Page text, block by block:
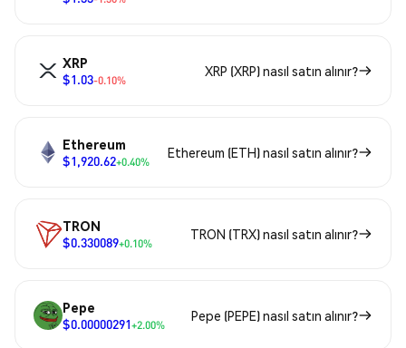
XRP
$1.03-0.10%
XRP (XRP) nasıl satın alınır?
Ethereum
$1,920.62+0.40%
Ethereum (ETH) nasıl satın alınır?
TRON
$0.330089+0.10%
TRON (TRX) nasıl satın alınır?
Pepe
$0.00000291+2.00%
Pepe (PEPE) nasıl satın alınır?